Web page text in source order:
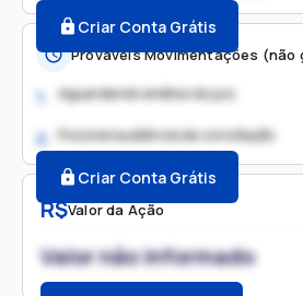
R$Valor da Ação
Valor não informado
Criar Conta Grátis
Prováveis Movimentações (não
1. Aguardando análise do juiz
2. Possível audiência de conciliação
Criar Conta Grátis